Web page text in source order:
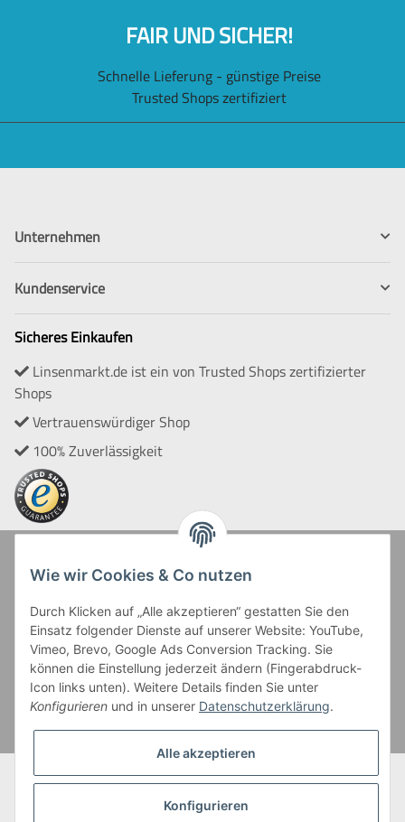
FAIR UND SICHER!
Schnelle Lieferung - günstige Preise
Trusted Shops zertifiziert
Unternehmen
Kundenservice
Sicheres Einkaufen
Linsenmarkt.de ist ein von Trusted Shops zertifizierter
Shops
Vertrauenswürdiger Shop
100% Zuverlässigkeit
Zahlung und Versand
Kreditkartenzahlungen sowie Kauf auf Rechnung erfolgen
über Paypal Checkout
* Alle Preise inkl. gesetzl. Mehrwertsteuer zzgl. eventueller
Versandkosten, wenn nicht anders beschrieben.
Bei Kontaktlinsen wird der Grundpreis bezogen auf die kleinste Packungs-
Wie wir Cookies & Co nutzen
Durch Klicken auf „Alle akzeptieren“ gestatten Sie den
Einsatz folgender Dienste auf unserer Website: YouTube,
Vimeo, Brevo, Google Ads Conversion Tracking. Sie
können die Einstellung jederzeit ändern (Fingerabdruck-
Icon links unten). Weitere Details finden Sie unter
Konfigurieren und in unserer Datenschutzerklärung.
Alle akzeptieren
Konfigurieren